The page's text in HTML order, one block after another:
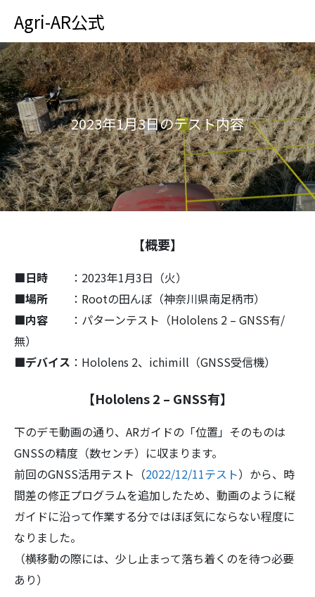
Agri-AR公式
2023年1月3日のテスト内容
【概要】
■日時
：2023年1月3日（火）
■場所
：Rootの田んぼ（神奈川県南足柄市）
■内容 ：パターンテスト（Hololens 2 – GNSS有/
無）
■デバイス ：Hololens 2、ichimill（GNSS受信機）
【Hololens 2 – GNSS有】
下のデモ動画の通り、ARガイドの「位置」そのものは
GNSSの精度（数センチ）に収まります。
前回のGNSS活用テスト（2022/12/11テスト）から、時
間差の修正プログラムを追加したため、動画のように縦
ガイドに沿って作業する分ではほぼ気にならない程度に
なりました。
（横移動の際には、少し止まって落ち着くのを待つ必要
あり）